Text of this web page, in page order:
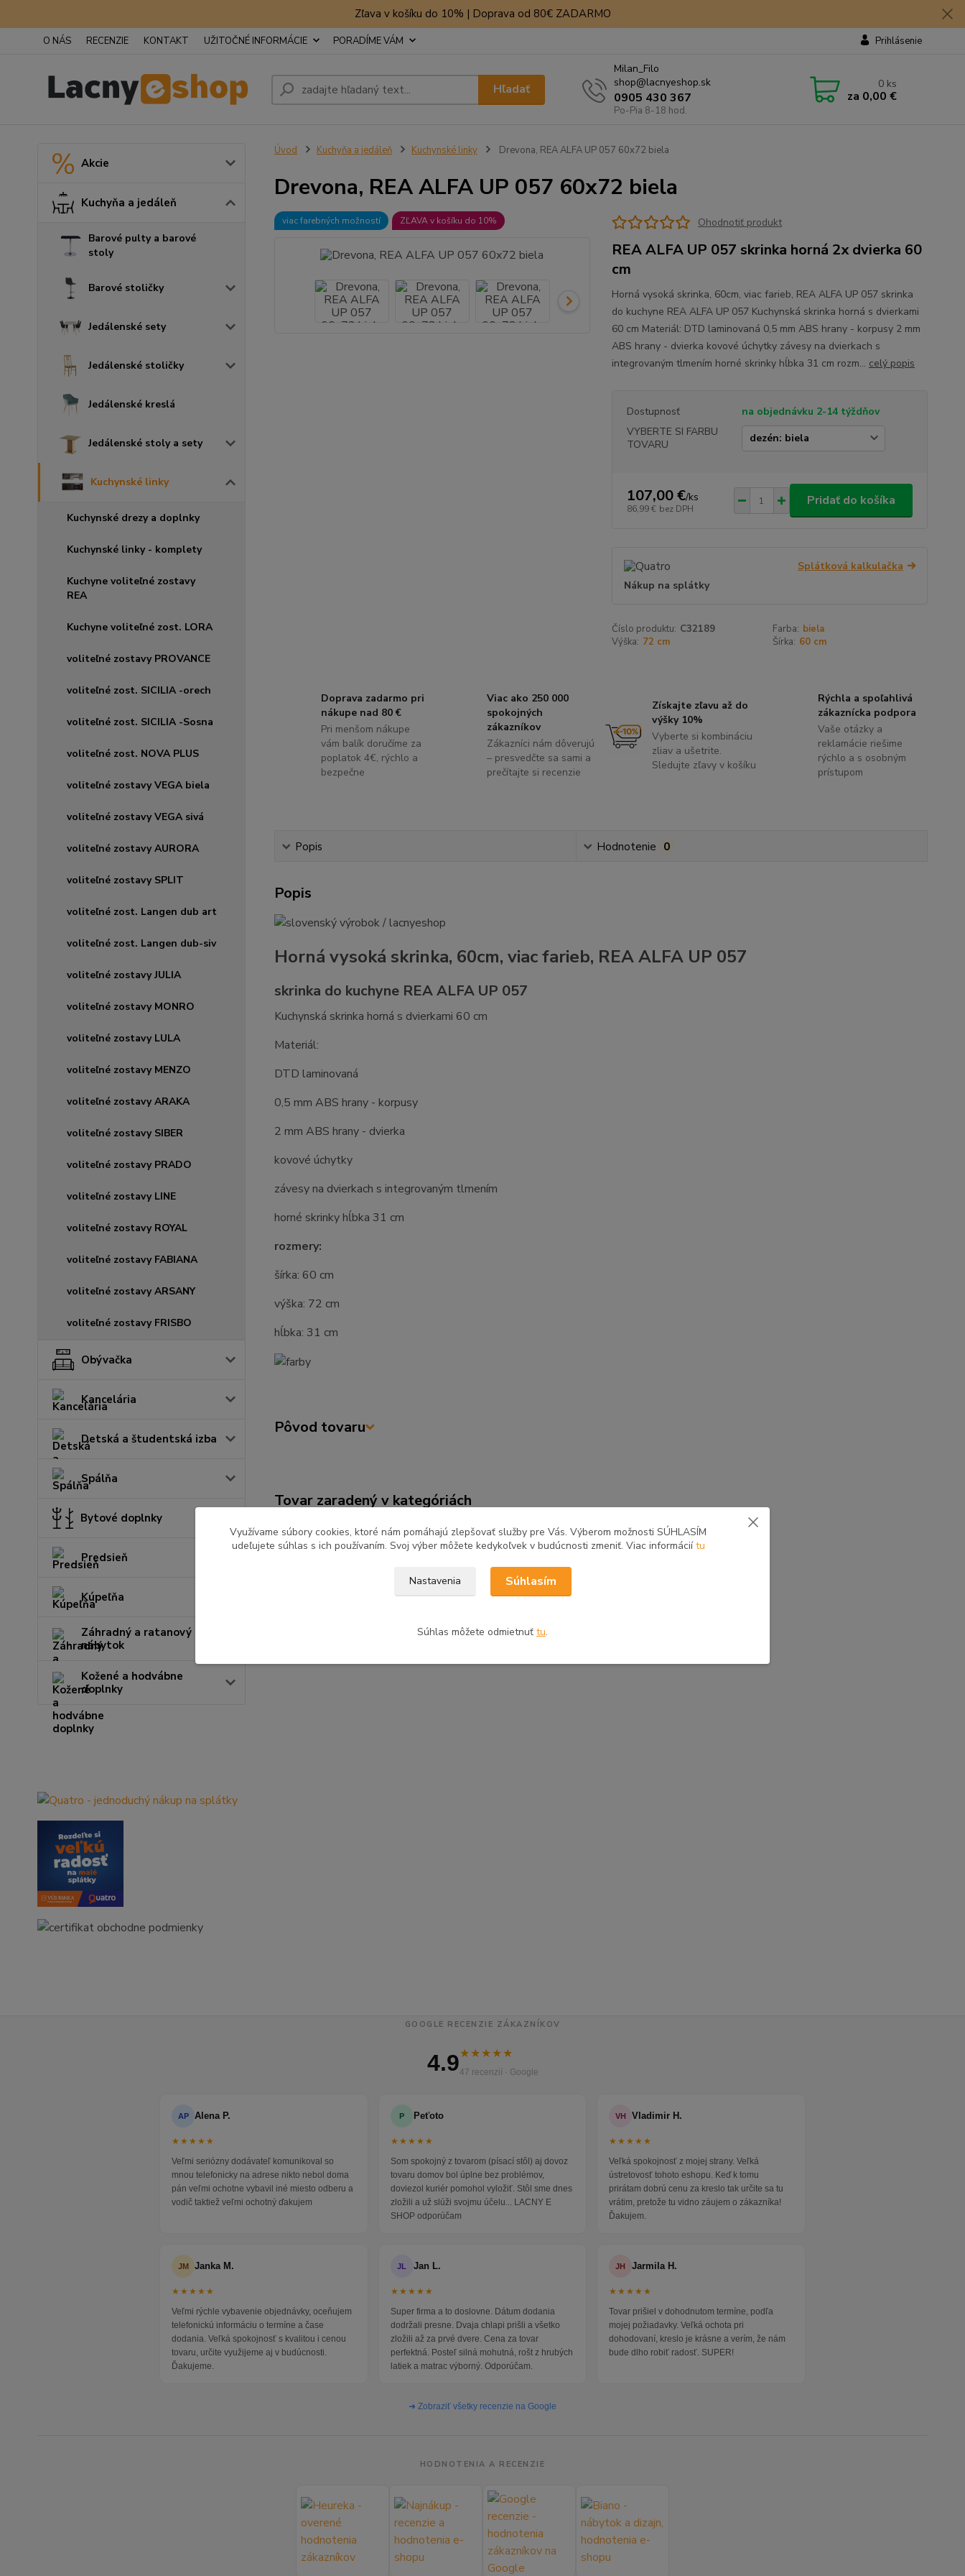
Zľava v košíku do 10% | Doprava od 80€ ZADARMO
O NÁS RECENZIE KONTAKT UŽITOČNÉ INFORMÁCIE PORADÍME VÁM Prihlásenie
Hľadať
Milan_Filo
shop@lacnyeshop.sk
0905 430 367
Po-Pia 8-18 hod.
0 ks
za 0,00 €
Akcie
Kuchyňa a jedáleň
Barové pulty a barové
stoly
Barové stoličky
Jedálenské sety
Jedálenské stoličky
Jedálenské kreslá
Jedálenské stoly a sety
Kuchynské linky
Kuchynské drezy a doplnky
Kuchynské linky - komplety
Kuchyne voliteľné zostavy
REA
Kuchyne voliteľné zost. LORA
voliteľné zostavy PROVANCE
voliteľné zost. SICILIA -orech
voliteľné zost. SICILIA -Sosna
voliteľné zost. NOVA PLUS
voliteľné zostavy VEGA biela
voliteľné zostavy VEGA sivá
voliteľné zostavy AURORA
voliteľné zostavy SPLIT
voliteľné zost. Langen dub art
voliteľné zost. Langen dub-siv
voliteľné zostavy JULIA
voliteľné zostavy MONRO
voliteľné zostavy LULA
voliteľné zostavy MENZO
voliteľné zostavy ARAKA
voliteľné zostavy SIBER
voliteľné zostavy PRADO
voliteľné zostavy LINE
voliteľné zostavy ROYAL
voliteľné zostavy FABIANA
voliteľné zostavy ARSANY
voliteľné zostavy FRISBO
Obývačka
Kancelária
Detská a študentská izba
Spálňa
Bytové doplnky
Predsieň
Kúpeľňa
Záhradný a ratanový
nábytok
Kožené a hodvábne
doplnky
Úvod Kuchyňa a jedáleň Kuchynské linky Drevona, REA ALFA UP 057 60x72 biela
Drevona, REA ALFA UP 057 60x72 biela
viac farebných možností ZĽAVA v košíku do 10% Ohodnotiť produkt
REA ALFA UP 057 skrinka horná 2x dvierka 60
cm
Horná vysoká skrinka, 60cm, viac farieb, REA ALFA UP 057 skrinka
do kuchyne REA ALFA UP 057 Kuchynská skrinka horná s dvierkami
60 cm Materiál: DTD laminovaná 0,5 mm ABS hrany - korpusy 2 mm
ABS hrany - dvierka kovové úchytky závesy na dvierkach s
integrovaným tlmením horné skrinky hĺbka 31 cm rozm... celý popis
Dostupnosť
na objednávku 2-14 týždňov
VYBERTE SI FARBU
TOVARU
107,00 €/ks
86,99 € bez DPH
Pridať do košíka
Splátková kalkulačka
Nákup na splátky
Číslo produktu: C32189 Farba: biela
Výška: 72 cm Šírka: 60 cm
Doprava zadarmo pri
nákupe nad 80 €
Pri menšom nákupe
vám balík doručíme za
poplatok 4€, rýchlo a
bezpečne
Viac ako 250 000
spokojných
zákazníkov
Zákazníci nám dôverujú
– presvedčte sa sami a
prečítajte si recenzie
Získajte zľavu až do
výšky 10%
Vyberte si kombináciu
zliav a ušetrite.
Sledujte zľavy v košíku
Rýchla a spoľahlivá
zákaznícka podpora
Vaše otázky a
reklamácie riešime
rýchlo a s osobným
prístupom
Popis Hodnotenie 0
Popis
Horná vysoká skrinka, 60cm, viac farieb, REA ALFA UP 057
skrinka do kuchyne REA ALFA UP 057
Kuchynská skrinka horná s dvierkami 60 cm
Materiál:
DTD laminovaná
0,5 mm ABS hrany - korpusy
2 mm ABS hrany - dvierka
kovové úchytky
závesy na dvierkach s integrovaným tlmením
horné skrinky hĺbka 31 cm
rozmery:
šírka: 60 cm
výška: 72 cm
hĺbka: 31 cm
Pôvod tovaru
Tovar zaradený v kategóriách
Kuchyňa a jedáleň Kuchynské linky
Kuchyne voliteľné zostavy
REA
GOOGLE RECENZIE ZÁKAZNÍKOV
4.9★★★★★
47 recenzií · Google
AP Alena P.
★★★★★
Veľmi seriózny dodávateľ komunikoval so
mnou telefonicky na adrese nikto nebol doma
pán veľmi ochotne vybavil iné miesto odberu a
vodič taktiež veľmi ochotný ďakujem
P Peťoto
★★★★★
Som spokojný z tovarom (písací stôl) aj dovoz
tovaru domov bol úplne bez problémov,
doviezol kuriér pomohol vyložiť. Stôl sme dnes
zložili a už slúži svojmu účelu... LACNY E
SHOP odporúčam
VH Vladimir H.
★★★★★
Veľká spokojnosť z mojej strany. Veľká
ústretovosť tohoto eshopu. Keď k tomu
prirátam dobrú cenu za kreslo tak určite sa tu
vrátim, pretože tu vidno záujem o zákazníka!
Ďakujem.
JM Janka M.
★★★★★
Veľmi rýchle vybavenie objednávky, oceňujem
telefonickú informáciu o termíne a čase
dodania. Veľká spokojnosť s kvalitou i cenou
tovaru, určite využijeme aj v budúcnosti.
Ďakujeme.
JL Jan L.
★★★★★
Super firma a to doslovne. Dátum dodania
dodržali presne. Dvaja chlapi prišli a všetko
zložili až za prvé dvere. Cena za tovar
perfektná. Posteľ silná mohutná, rošt z hrubých
latiek a matrac výborný. Odporúčam.
JH Jarmila H.
★★★★★
Tovar prišiel v dohodnutom termíne, podľa
mojej požiadavky. Veľká ochota pri
dohodovaní, kreslo je krásne a verím, že nám
bude dlho robiť radosť. SUPER!
➜ Zobraziť všetky recenzie na Google
HODNOTENIA A RECENZIE
Využívame súbory cookies, ktoré nám pomáhajú zlepšovať služby pre Vás. Výberom možnosti SÚHLASÍM
udeľujete súhlas s ich používaním. Svoj výber môžete kedykoľvek v budúcnosti zmeniť. Viac informáciítu
Nastavenia Súhlasím
Súhlas môžete odmietnuť tu.